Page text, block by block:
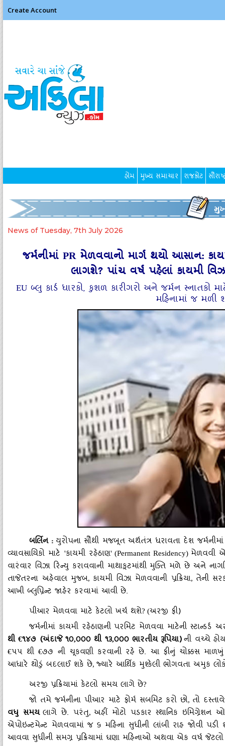
Create Account
હોમ મુખ્ય સમાચાર રાજકોટ
News of Tuesday, 7th July 2026
જર્મનીમાં PR મેળવવાનો માર્ગ થયો આસાન:
લાગશે? પાંચ વર્ષ પહેલાં કાયમી
EU બ્લુ કાર્ડ ધારકો, કુશળ કારીગરો અને જર્મન
મહિનામાં જ મળી
બર્લિન : યુરોપના સૌથી મજબૂત અર્થતંત્ર ધરાવતા દેશ
વ્યાવસાયિકો માટે 'કાયમી રહેઠાણ' (Permanent Residency) મેળવવી એ
વારંવાર વિઝા રિન્યુ કરાવવાની માથાકૂટમાંથી મુક્તિ મળે છે અને
તાજેતરના અહેવાલ મુજબ, કાયમી વિઝા મેળવવાની પ્રક્રિયા, તેની
આખી બ્લુપ્રિન્ટ જાહેર કરવામાં આવી છે.
પીઆર મેળવવા માટે કેટલો ખર્ચ થશે? (અરજી ફી)
જર્મનીમાં કાયમી રહેઠાણની પરમિટ મેળવવા માટેની
થી€૧૪૭ (અંદાજે ૧૦,૦૦૦ થી ૧૩,૦૦૦ ભારતીય રૂપિયા)ની વચ્ચે
€૫૫ થી€૭૭ ની ચૂકવણી કરવાની રહે છે. આ ફીનું ચોક્કસ માળખું
આધારે થોડું બદલાઈ શકે છે, જ્યારે આર્થિક મુશ્કેલી ભોગવતા અમુક
અરજી પ્રક્રિયામાં કેટલો સમય લાગે છે?
જો તમે જર્મનીના પીઆર માટે ફોર્મ સબમિટ કરો છો, તો
વધુ સમય લાગે છે. પરંતુ,અહીં મોટો પડકાર સ્થાનિક ઇમિગ્રેશન
એપોઇન્ટમેન્ટ મેળવવામાં જ ૬ મહિના સુધીની લાંબી રાહ જોવી
આવવા સુધીની સમગ્ર પ્રક્રિયામાં ઘણા મહિનાઓ અથવા એક વર્ષ